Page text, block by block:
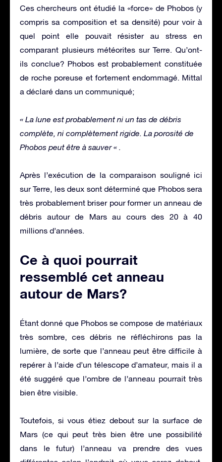
Ces chercheurs ont étudié la «force» de Phobos (y
compris sa composition et sa densité) pour voir à
quel point elle pouvait résister au stress en
comparant plusieurs météorites sur Terre. Qu’ont-
ils conclue? Phobos est probablement constituée
de roche poreuse et fortement endommagé. Mittal
a déclaré dans un communiqué;
« La lune est probablement ni un tas de débris
complète, ni complètement rigide. La porosité de
Phobos peut être à sauver « .
Après l’exécution de la comparaison souligné ici
sur Terre, les deux sont déterminé que Phobos sera
très probablement briser pour former un anneau de
débris autour de Mars au cours des 20 à 40
millions d’années.
Ce à quoi pourrait
ressemblé cet anneau
autour de Mars?
Étant donné que Phobos se compose de matériaux
très sombre, ces débris ne réfléchirons pas la
lumière, de sorte que l’anneau peut être difficile à
repérer à l’aide d’un télescope d’amateur, mais il a
été suggéré que l’ombre de l’anneau pourrait très
bien être visible.
Toutefois, si vous étiez debout sur la surface de
Mars (ce qui peut très bien être une possibilité
dans le futur) l’anneau va prendre des vues